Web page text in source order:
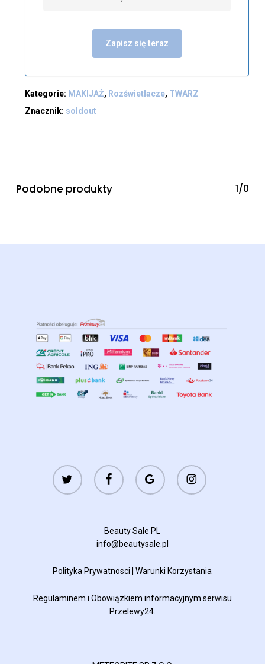
Zapisz się teraz
Kategorie: MAKIJAŻ, Rozświetlacze, TWARZ
Znacznik: soldout
Podobne produkty 1/0
twitter facebook
google-
plus
instagram
Beauty Sale PL
info@beautysale.pl
Polityka Prywatnosci |Warunki Korzystania
Regulaminem i Obowiązkiem informacyjnym serwisu
Przelewy24.